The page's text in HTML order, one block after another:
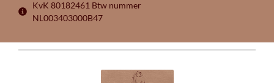
KvK 80182461 Btw nummer
NL003403000B47